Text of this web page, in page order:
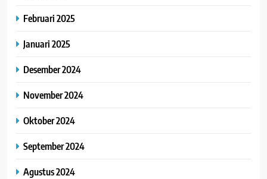
Februari 2025
Januari 2025
Desember 2024
November 2024
Oktober 2024
September 2024
Agustus 2024